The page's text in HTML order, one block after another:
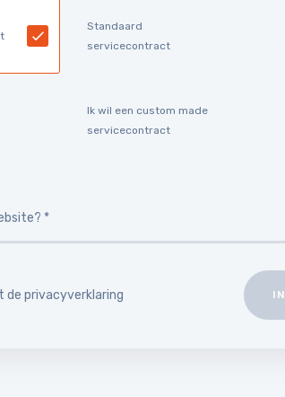
Standaard
servicecontract
Ik wil een custom made
servicecontract
de privacyverklaring